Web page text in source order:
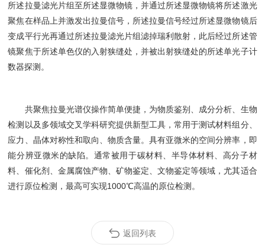
所述拉曼滤光片组至所述显微物镜，并通过所述显微物镜将所述激光
聚焦在样品上并激发出拉曼信号，所述拉曼信号经过所述显微物镜后
变成平行光再通过所述拉曼滤光片组滤掉瑞利散射，此后经过所述管
镜聚焦于所述单色仪的入射狭缝处，并被出射狭缝处的所述单光子计
数器探测。
共聚焦拉曼光谱仪操作简单便捷，为物质鉴别、成分分析、生物
检测以及多领域交叉学科研究提供新型工具，常用于测试材料组分、
应力、晶体对称性和取向、物质含量。具有亚微米的空间分辨率，即
能分辨亚微米的缺陷。通常被用于碳材料、半导体材料、高分子材
料、催化剂、金属腐蚀产物、矿物鉴定、文物鉴定等领域，尤其适合
进行原位检测，最高可实现1000℃高温的原位检测。
返回列表